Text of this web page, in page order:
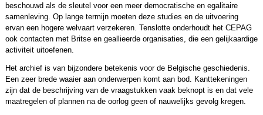
beschouwd als de sleutel voor een meer democratische en egalitaire
samenleving. Op lange termijn moeten deze studies en de uitvoering
ervan een hogere welvaart verzekeren. Tenslotte onderhoudt het CEPAG
ook contacten met Britse en geallieerde organisaties, die een gelijkaardige
activiteit uitoefenen.
Het archief is van bijzondere betekenis voor de Belgische geschiedenis.
Een zeer brede waaier aan onderwerpen komt aan bod. Kanttekeningen
zijn dat de beschrijving van de vraagstukken vaak beknopt is en dat vele
maatregelen of plannen na de oorlog geen of nauwelijks gevolg kregen.